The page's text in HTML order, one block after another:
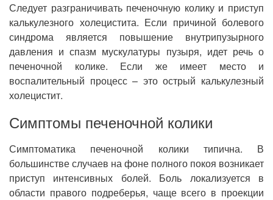
Следует разграничивать печеночную колику и приступ
калькулезного холецистита. Если причиной болевого
синдрома является повышение внутрипузырного
давления и спазм мускулатуры пузыря, идет речь о
печеночной колике. Если же имеет место и
воспалительный процесс – это острый калькулезный
холецистит.
Симптомы печеночной колики
Симптоматика печеночной колики типична. В
большинстве случаев на фоне полного покоя возникает
приступ интенсивных болей. Боль локализуется в
области правого подреберья, чаще всего в проекции